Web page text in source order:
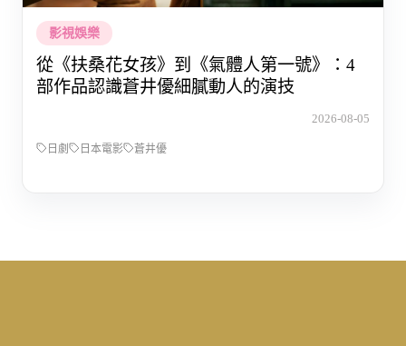
影視娛樂
從《扶桑花女孩》到《氣體人第一號》：4
部作品認識蒼井優細膩動人的演技
2026-08-05
日劇 日本電影 蒼井優